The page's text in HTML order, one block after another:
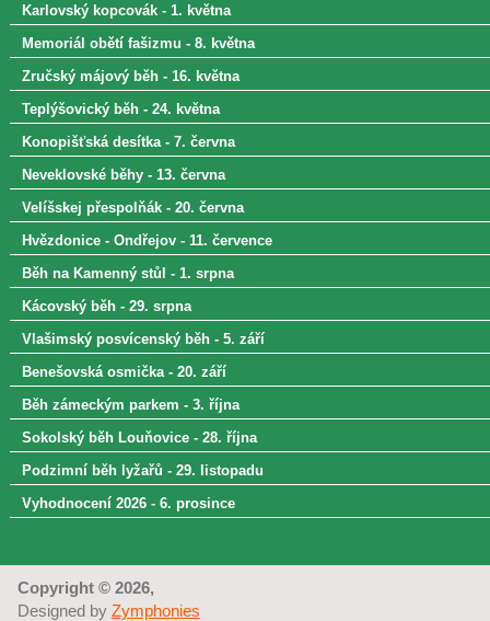
Karlovský kopcovák - 1. května
Memoriál obětí fašizmu - 8. května
Zručský májový běh - 16. května
Teplýšovický běh - 24. května
Konopišťská desítka - 7. června
Neveklovské běhy - 13. června
Velíšskej přespolňák - 20. června
Hvězdonice - Ondřejov - 11. července
Běh na Kamenný stůl - 1. srpna
Kácovský běh - 29. srpna
Vlašimský posvícenský běh - 5. září
Benešovská osmička - 20. září
Běh zámeckým parkem - 3. října
Sokolský běh Louňovice - 28. října
Podzimní běh lyžařů - 29. listopadu
Vyhodnocení 2026 - 6. prosince
Copyright © 2026,
Designed by Zymphonies